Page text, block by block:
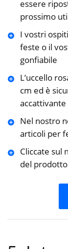
essere
prossimo
I vostri
feste o il
gonfiabile
L’uccello
cm ed è
accattivante
Nel nostro
articoli per
Cliccate sul
del